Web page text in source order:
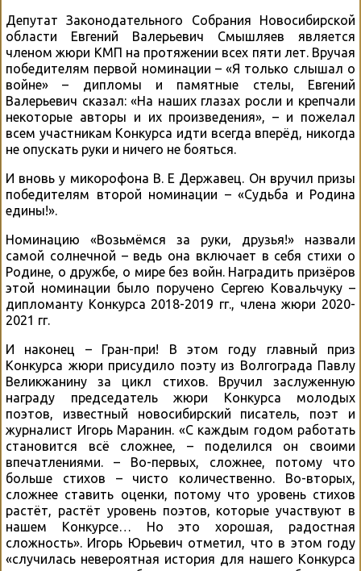
Депутат Законодательного Собрания Новосибирской
области Евгений Валерьевич Смышляев является
членом жюри КМП на протяжении всех пяти лет. Вручая
победителям первой номинации – «Я только слышал о
войне» – дипломы и памятные стелы, Евгений
Валерьевич сказал: «На наших глазах росли и крепчали
некоторые авторы и их произведения», – и пожелал
всем участникам Конкурса идти всегда вперёд, никогда
не опускать руки и ничего не бояться.
И вновь у микорофона В. Е Державец. Он вручил призы
победителям второй номинации – «Судьба и Родина
едины!».
Номинацию «Возьмёмся за руки, друзья!» назвали
самой солнечной – ведь она включает в себя стихи о
Родине, о дружбе, о мире без войн. Наградить призёров
этой номинации было поручено Сергею Ковальчуку –
дипломанту Конкурса 2018-2019 гг., члена жюри 2020-
2021 гг.
И наконец – Гран-при! В этом году главный приз
Конкурса жюри присудило поэту из Волгограда Павлу
Великжанину за цикл стихов. Вручил заслуженную
награду председатель жюри Конкурса молодых
поэтов, известный новосибирский писатель, поэт и
журналист Игорь Маранин. «С каждым годом работать
становится всё сложнее, – поделился он своими
впечатлениями. – Во-первых, сложнее, потому что
больше стихов – чисто количественно. Во-вторых,
сложнее ставить оценки, потому что уровень стихов
растёт, растёт уровень поэтов, которые участвуют в
нашем Конкурсе… Но это хорошая, радостная
сложность». Игорь Юрьевич отметил, что в этом году
«случилась невероятная история для нашего Конкурса